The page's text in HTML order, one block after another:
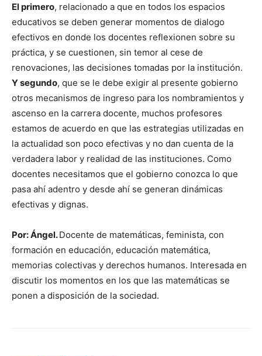
El primero, relacionado a que en todos los espacios
educativos se deben generar momentos de dialogo
efectivos en donde los docentes reflexionen sobre su
práctica, y se cuestionen, sin temor al cese de
renovaciones, las decisiones tomadas por la institución.
Y segundo, que se le debe exigir al presente gobierno
otros mecanismos de ingreso para los nombramientos y
ascenso en la carrera docente, muchos profesores
estamos de acuerdo en que las estrategias utilizadas en
la actualidad son poco efectivas y no dan cuenta de la
verdadera labor y realidad de las instituciones. Como
docentes necesitamos que el gobierno conozca lo que
pasa ahí adentro y desde ahí se generan dinámicas
efectivas y dignas.
Por: Ángel.Docente de matemáticas, feminista, con
formación en educación, educación matemática,
memorias colectivas y derechos humanos. Interesada en
discutir los momentos en los que las matemáticas se
ponen a disposición de la sociedad.